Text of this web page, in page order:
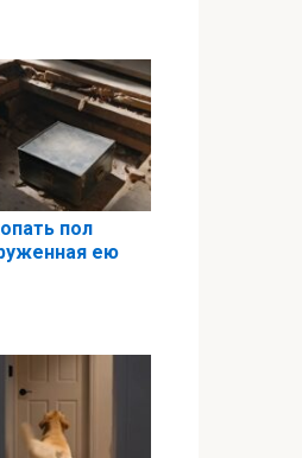
пол
ею